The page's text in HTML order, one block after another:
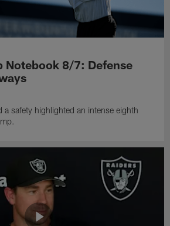
Notebook 8/7: Defense
a safety highlighted an intense eighth